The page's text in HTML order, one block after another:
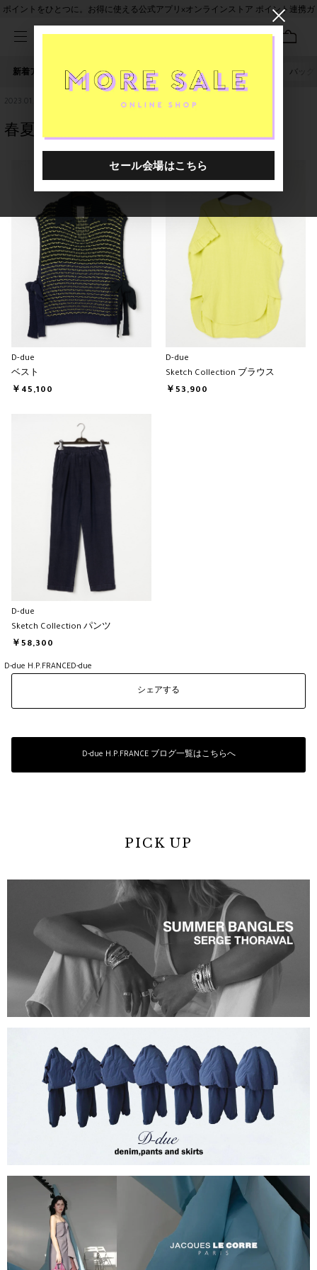
ポイントをひとつに。お得に使える公式アプリ×オンラインストア ポイント連携ガ
新着アイテム 人気ワード セール 40th限定 irodori バッグ
2023.01.08
春夏ニットベストがベスト
D-due
ベスト
￥45,100
D-due
Sketch Collection ブラウス
￥53,900
D-due
Sketch Collection パンツ
￥58,300
D-due H.P.FRANCED-due
シェアする
D-due H.P.FRANCE ブログ一覧はこちらへ
PICK UP